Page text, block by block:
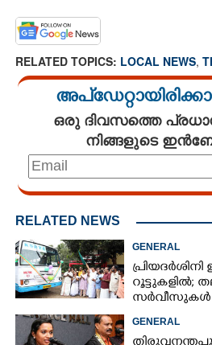
RELATED TOPICS: LOCAL NEWS,
ഒരു ദിവസത്തെ
നിങ്ങളുടെ
RELATED NEWS
GENERAL
റൂട്ടുകളിൽ;
സർവീസുകൾ
GENERAL